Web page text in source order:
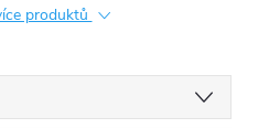
produktů